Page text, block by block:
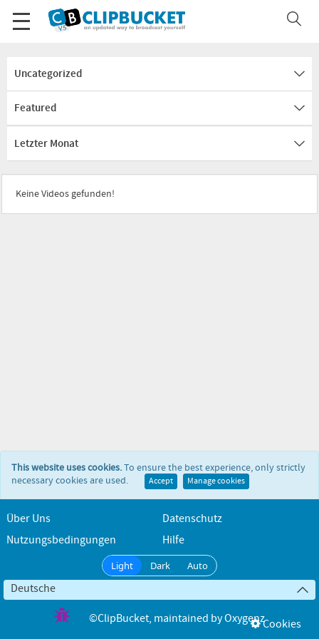
Uncategorized
Featured
Letzter Monat
Keine Videos gefunden!
This website uses cookies.To ensure the best experience, only strictly
necessary cookies are used.
Accept Manage cookies
Über Uns
Datenschutz
Nutzungsbedingungen
Hilfe
Light Dark Auto
Deutsche
©ClipBucket, maintained byOxygenzCookies